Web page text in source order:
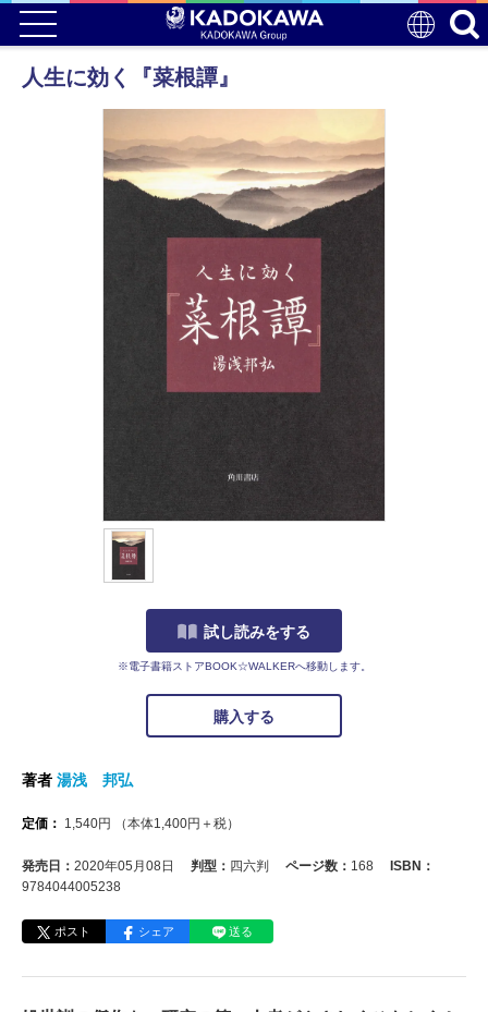
人生に効く『菜根譚』
試し読みをする
※電子書籍ストアBOOK☆WALKERへ移動します。
購入する
著者 湯浅 邦弘
定価： 1,540円 （本体1,400円＋税）
発売日： 2020年05月08日 判型： 四六判 ページ数： 168
ISBN：
9784044005238
ポスト シェア 送る